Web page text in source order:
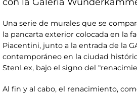
Una serie de murales que se
la pancarta exterior colocada en la
Piacentini, junto a la entrada de la
contemporáneo en la ciudad
StenLex, bajo el signo del
Al fin y al cabo, el renacimiento,